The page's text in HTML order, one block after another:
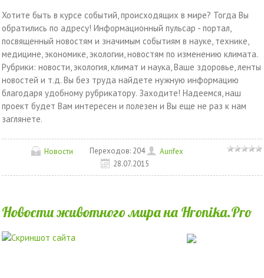
Хотите быть в курсе событий, происходящих в мире? Тогда Вы
обратились по адресу! Информационный пульсар - портал,
посвященный новостям и значимым событиям в науке, технике,
медицине, экономике, экологии, новостям по изменению климата.
Рубрики: новости, экология, климат и наука, Ваше здоровье, ленты
новостей и т.д. Вы без труда найдете нужную информацию
благодаря удобному рубрикатору. Заходите! Надеемся, наш
проект будет Вам интересен и полезен и Вы еще не раз к нам
заглянете.
Новости Переходов: 204
Aurifex
28.07.2015
Новости животного мира на Hronika.Pro